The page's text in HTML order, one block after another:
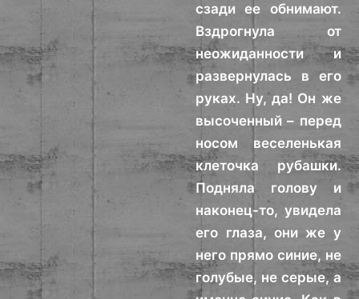
сзади ее обнимают.
Вздрогнула от
неожиданности и
развернулась в его
руках. Ну, да! Он же
высоченный – перед
носом веселенькая
клеточка рубашки.
Подняла голову и
наконец-то, увидела
его глаза, они же у
него прямо синие, не
голубые, не серые, а